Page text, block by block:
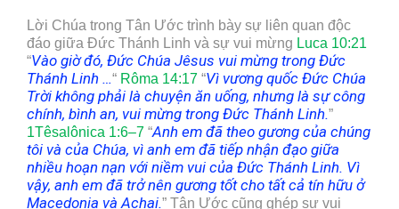
Lời Chúa trong Tân Ước trình bày sự liên quan độc
đáo giữa Đức Thánh Linh và sự vui mừng Luca 10:21
“Vào giờ đó, Đức Chúa Jêsus vui mừng trong Đức
Thánh Linh …“ Rôma 14:17 “Vì vương quốc Đức Chúa
Trời không phải là chuyện ăn uống, nhưng là sự công
chính, bình an, vui mừng trong Đức Thánh Linh.”
1Têsalônica 1:6–7 “Anh em đã theo gương của chúng
tôi và của Chúa, vì anh em đã tiếp nhận đạo giữa
nhiều hoạn nạn với niềm vui của Đức Thánh Linh. Vì
vậy, anh em đã trở nên gương tốt cho tất cả tín hữu ở
Macedonia và Achai.” Tân Ước cũng ghép sự vui